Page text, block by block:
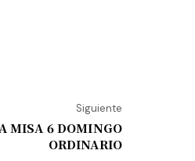
Siguiente
MISA 6 DOMINGO
ORDINARIO